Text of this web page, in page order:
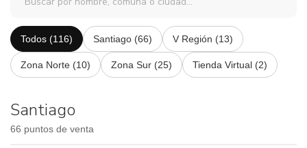
Todos (116) Santiago (66) V Región (13)
Zona Norte (10) Zona Sur (25) Tienda Virtual (2)
Santiago
66 puntos de venta